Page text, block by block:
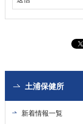
土浦保健所
新着情報一覧